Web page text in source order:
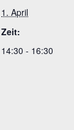
1. April
Zeit:
14:30 - 16:30